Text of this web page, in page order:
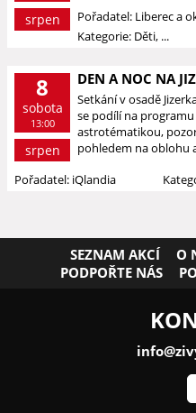
srpen
Pořadatel: Liberec a
Kategorie: Děti, ...
8
sobota
13:00
srpen
DEN A NOC NA
Setkání v osadě
se podílí na
astrotématikou,
pohledem na oblohu
Pořadatel: iQlandia
SEZNAM AKCÍ O
PODPOŘTE NÁS